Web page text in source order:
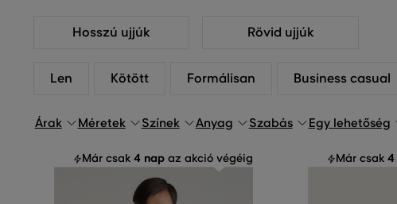
Hosszú ujjúk Rövid ujjúk
Len Kötött Formálisan Business casual
Árak Méretek Színek Anyag Szabás Egy lehetőség
Már csak4 nap az akció végéig Már csak4